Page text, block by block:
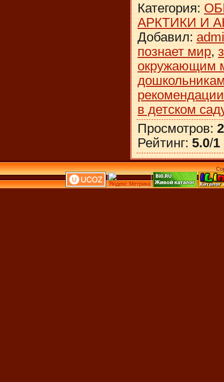
Категория:
АРКТИКИ И
Добавил:
познает мир,
окружающим
в детском
Просмотров:
Рейтинг: 5.0/1